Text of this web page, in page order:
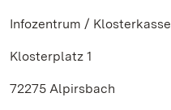
Infozentrum / Klosterkasse
Klosterplatz 1
72275 Alpirsbach